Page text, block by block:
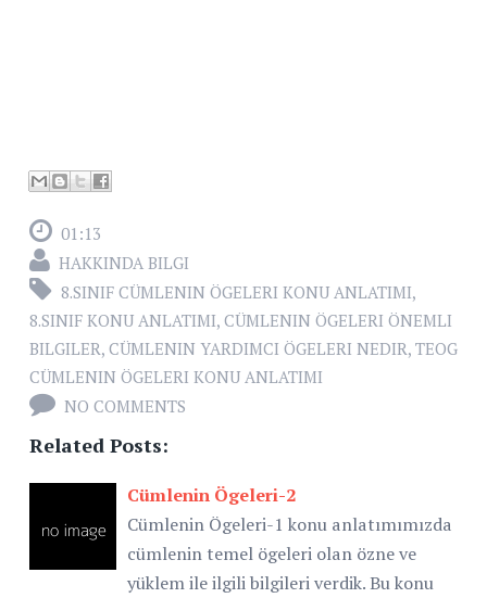
01:13
HAKKINDA BILGI
8.SINIF CÜMLENIN ÖGELERI KONU ANLATIMI,
8.SINIF KONU ANLATIMI, CÜMLENIN ÖGELERI ÖNEMLI
BILGILER, CÜMLENIN YARDIMCI ÖGELERI NEDIR, TEOG
CÜMLENIN ÖGELERI KONU ANLATIMI
NO COMMENTS
Related Posts:
Cümlenin Ögeleri-2
Cümlenin Ögeleri-1 konu anlatımımızda
cümlenin temel ögeleri olan özne ve
yüklem ile ilgili bilgileri verdik. Bu konu